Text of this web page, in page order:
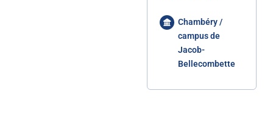
Chambéry /
campus de
Jacob-
Bellecombette